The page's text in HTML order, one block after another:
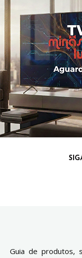
Guia de produtos,